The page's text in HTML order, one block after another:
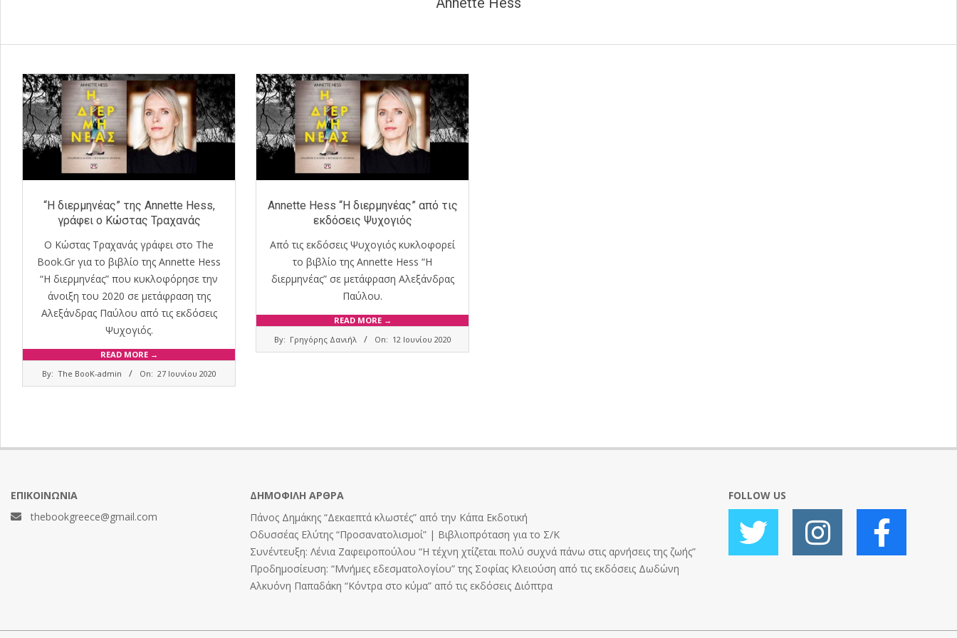
“Η διερμηνέας” της Annette Hess,
γράφει ο Κώστας Τραχανάς
Ο Κώστας Τραχανάς γράφει στο The
Book.Gr για το βιβλίο της Annette Hess
“Η διερμηνέας” που κυκλοφόρησε την
άνοιξη του 2020 σε μετάφραση της
Αλεξάνδρας Παύλου από τις εκδόσεις
Ψυχογιός.
READ MORE →
By: The BooK-admin On: 27 Ιουνίου 2020
Annette Hess “Η διερμηνέας” από τις
εκδόσεις Ψυχογιός
Από τις εκδόσεις Ψυχογιός κυκλοφορεί
το βιβλίο της Annette Hess “Η
διερμηνέας” σε μετάφραση Αλεξάνδρας
Παύλου.
READ MORE →
By: Γρηγόρης Δανιήλ On: 12 Ιουνίου 2020
ΕΠΙΚΟΙΝΩΝΊΑ
thebookgreece@gmail.com
ΔΗΜΟΦΙΛΉ ΆΡΘΡΑ
Πάνος Δημάκης “Δεκαεπτά κλωστές” από την Κάπα Εκδοτική
Οδυσσέας Ελύτης “Προσανατολισμοί” | Βιβλιοπρόταση για το Σ/Κ
Συνέντευξη: Λένια Ζαφειροπούλου “Η τέχνη χτίζεται πολύ συχνά πάνω στις αρνήσεις της ζωής”
Προδημοσίευση: “Μνήμες εδεσματολογίου” της Σοφίας Κλειούση από τις εκδόσεις Δωδώνη
Αλκυόνη Παπαδάκη “Κόντρα στο κύμα” από τις εκδόσεις Διόπτρα
FOLLOW US